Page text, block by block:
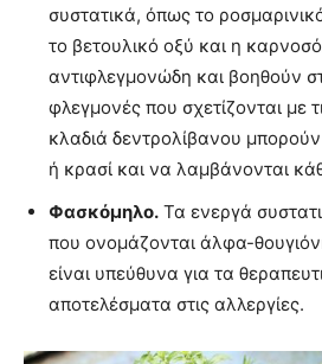
συστατικά, όπως το
το βετουλικό οξύ και η
αντιφλεγμονώδη και βοηθούν
φλεγμονές που σχετίζονται με
κλαδιά δεντρολίβανου
ή κρασί και να λαμβάνονται
Φασκόμηλο. Τα ενεργά
που ονομάζονται άλφα-
είναι υπεύθυνα για τα
αποτελέσματα στις αλλεργίες.